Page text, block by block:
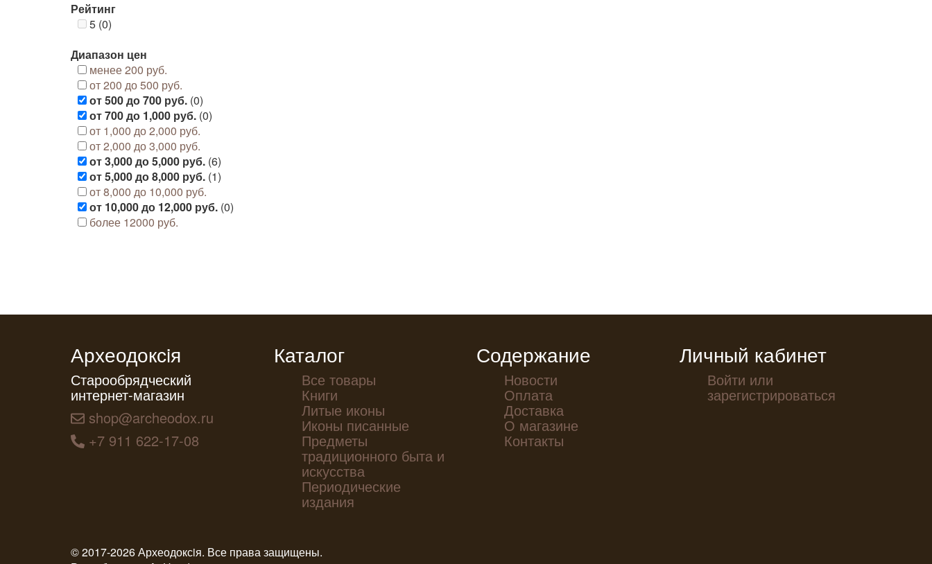
Рейтинг
5 (0)
Диапазон цен
менее 200 руб.
от 200 до 500 руб.
от 500 до 700 руб. (0)
от 700 до 1,000 руб. (0)
от 1,000 до 2,000 руб.
от 2,000 до 3,000 руб.
от 3,000 до 5,000 руб. (6)
от 5,000 до 8,000 руб. (1)
от 8,000 до 10,000 руб.
от 10,000 до 12,000 руб. (0)
более 12000 руб.
Археодоксiя
Старообрядческий
интернет-магазин
shop@archeodox.ru
+7 911 622-17-08
Каталог
Все товары
Книги
Литые иконы
Иконы писанные
Предметы
традиционного быта и
искусства
Периодические
издания
Содержание
Новости
Оплата
Доставка
О магазине
Контакты
Личный кабинет
Войти или
зарегистрироваться
© 2017-2026 Археодоксiя. Все права защищены.